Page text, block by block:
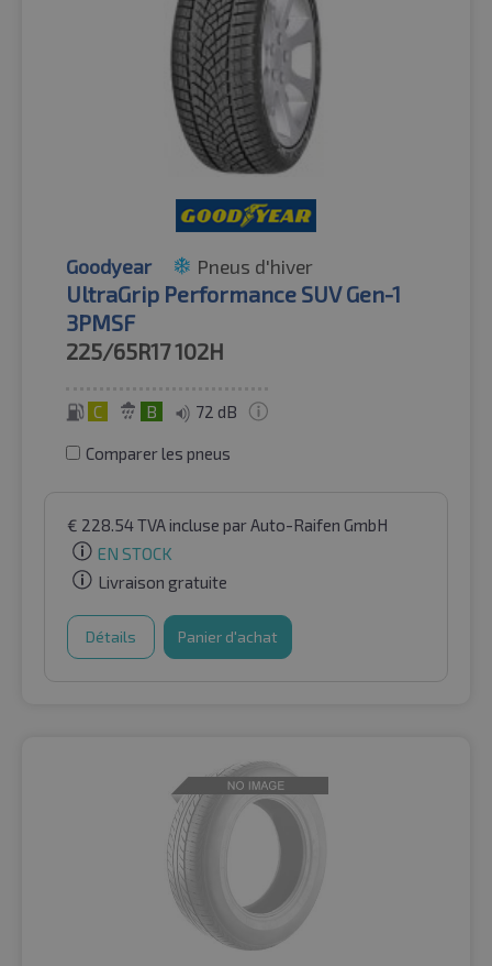
Goodyear Pneus d'hiver
UltraGrip Performance SUV Gen-1
3PMSF
225/65R17102H
C B 72 dB
Comparer les pneus
€ 228.54TVA incluse par Auto-Raifen GmbH
EN STOCK
Livraison gratuite
Détails Panier d'achat